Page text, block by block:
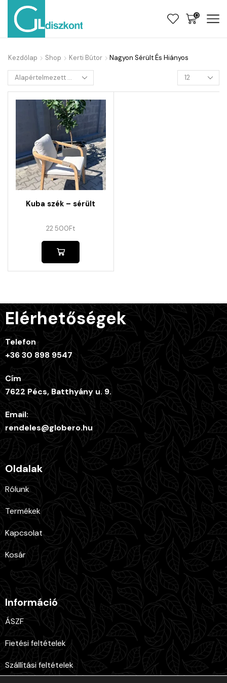
0
Kezdőlap Shop Kerti Bútor Nagyon Sérült És Hiányos
Kuba szék – sérült
22 500Ft
Elérhetőségek
Telefon
+36 30 898 9547
Cím
7622 Pécs, Batthyány u. 9.
Email:
rendeles@globero.hu
Oldalak
Rólunk
Termékek
Kapcsolat
Kosár
Információ
ÁSZF
Fietési feltételek
Szállítási feltételek